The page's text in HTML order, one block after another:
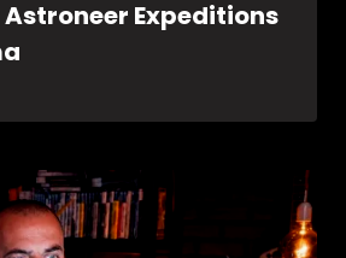
Expeditions